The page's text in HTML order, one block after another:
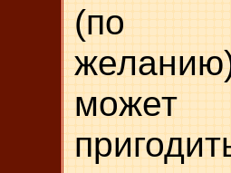
(по